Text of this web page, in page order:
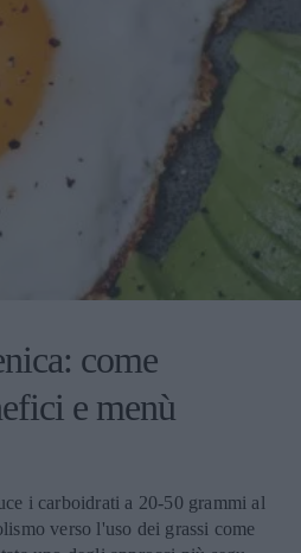
come
e menù
i carboidrati a 20-50 grammi al
verso l'uso dei grassi come